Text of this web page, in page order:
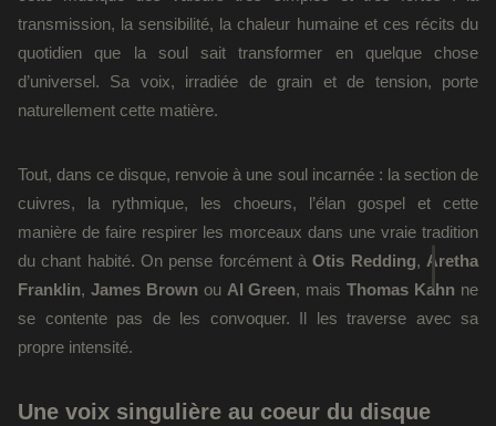
transmission, la sensibilité, la chaleur humaine et ces récits du
quotidien que la soul sait transformer en quelque chose
d’universel. Sa voix, irradiée de grain et de tension, porte
naturellement cette matière.
Tout, dans ce disque, renvoie à une soul incarnée : la section de
cuivres, la rythmique, les choeurs, l’élan gospel et cette
manière de faire respirer les morceaux dans une vraie tradition
du chant habité. On pense forcément àOtis Redding,Aretha
Franklin, James Brown ou Al Green, maisThomas Kahn ne
se contente pas de les convoquer. Il les traverse avec sa
propre intensité.
Une voix singulière au coeur du disque